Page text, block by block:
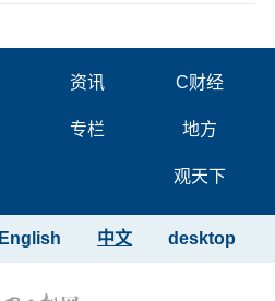
资讯 C财经
专栏 地方
观天下
desktop
中文
English